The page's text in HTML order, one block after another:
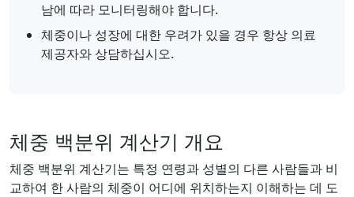
남에 따라 모니터링해야 합니다.
체중이나 성장에 대한 우려가 있을 경우 항상 의료
제공자와 상담하십시오.
체중 백분위 계산기 개요
체중 백분위 계산기는 특정 연령과 성별의 다른 사람들과 비
교하여 한 사람의 체중이 어디에 위치하는지 이해하는 데 도